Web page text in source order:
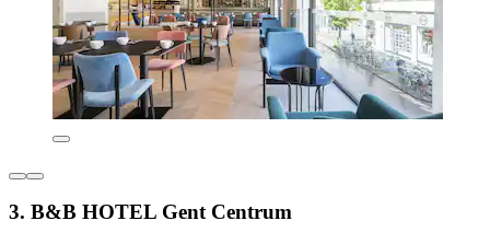
3. B&B HOTEL Gent Centrum